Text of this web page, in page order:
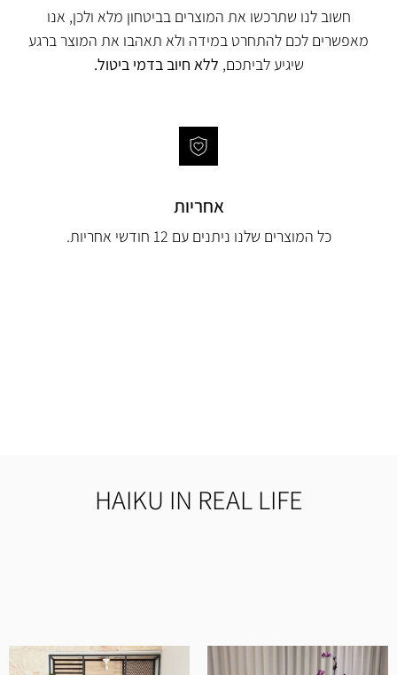
חשוב לנו שתרכשו את המוצרים בביטחון מלא ולכן, אנו
מאפשרים לכם להתחרט במידה ולא תאהבו את המוצר ברגע
שיגיע לביתכם, ללא חיוב בדמי ביטול.
אחריות
כל המוצרים שלנו ניתנים עם 12 חודשי אחריות.
HAIKU IN REAL LIFE
מוצרים איכותיים ומוקפדים, שירות ויחס מדהים